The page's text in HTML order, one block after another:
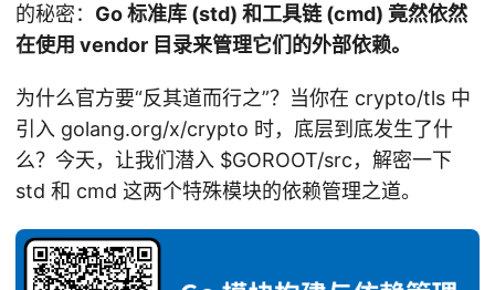
的秘密： Go 标准库 (std) 和工具链 (cmd) 竟然依然
在使用 vendor 目录来管理它们的外部依赖。
为什么官方要“反其道而行之”？当你在 crypto/tls 中
引入 golang.org/x/crypto 时，底层到底发生了什
么？今天，让我们潜入 $GOROOT/src，解密一下
std 和 cmd 这两个特殊模块的依赖管理之道。